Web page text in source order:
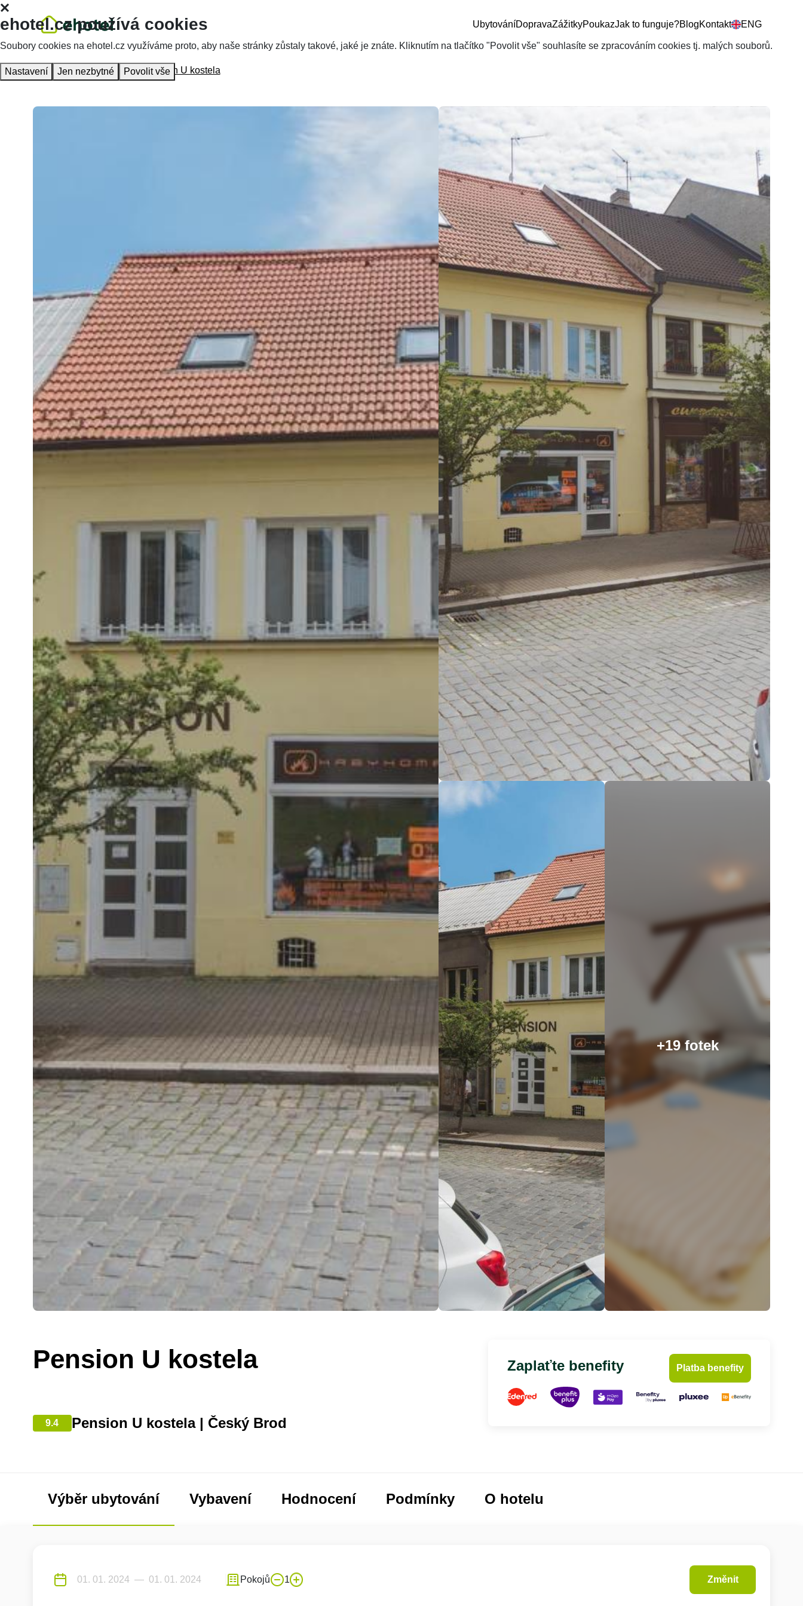
UbytováníDopravaZážitkyPoukazJak to funguje?BlogKontakt ENG
Hlavní stránka Ubytování Pension U kostela
+19 fotek
Pension U kostela
9.4 Pension U kostela | Český Brod
Zaplaťte benefity Platba benefity
Výběr ubytování Vybavení Hodnocení Podmínky O hotelu
Pokojů 1 Změnit
ehotel.cz používá cookies
Soubory cookies na ehotel.cz využíváme proto, aby naše stránky zůstaly takové, jaké je znáte. Kliknutím na tlačítko "Povolit vše" souhlasíte se zpracováním cookies tj. malých souborů.
Nastavení Jen nezbytné Povolit vše